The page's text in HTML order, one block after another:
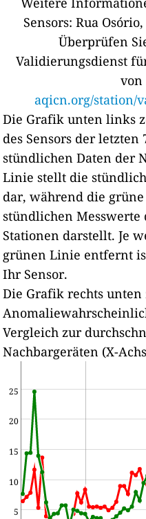
Sensors: Rua
Überprüfen
Validierungsdienst
von
aqicn.org/station/
Die Grafik unten links
des Sensors der
stündlichen Daten der
Linie stellt die
dar, während die
stündlichen Messwerte
Stationen darstellt. Je
grünen Linie entfernt
Ihr Sensor.
Die Grafik rechts unten
Vergleich zur
Nachbargeräten (X-
5
10
15
20
25